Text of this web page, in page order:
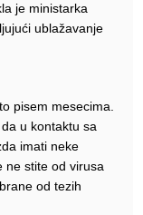
je ministarka
ublažavanje
pisem mesecima.
u kontaktu sa
imati neke
ne stite od virusa
od tezih